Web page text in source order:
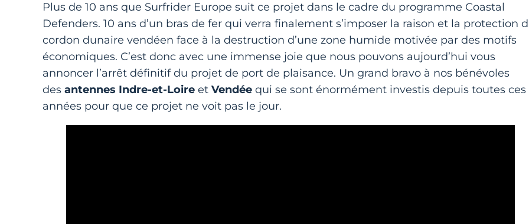
Plus de 10 ans que Surfrider Europe suit ce projet dans le cadre du programme Coastal
Defenders. 10 ans d’un bras de fer qui verra finalement s’imposer la raison et la protection
cordon dunaire vendéen face à la destruction d’une zone humide motivée par des motifs
économiques. C’est donc avec une immense joie que nous pouvons aujourd’hui vous
annoncer l’arrêt définitif du projet de port de plaisance. Un grand bravo à nos bénévoles
des antennes Indre-et-Loire et Vendée qui se sont énormément investis depuis toutes ces
années pour que ce projet ne voit pas le jour.